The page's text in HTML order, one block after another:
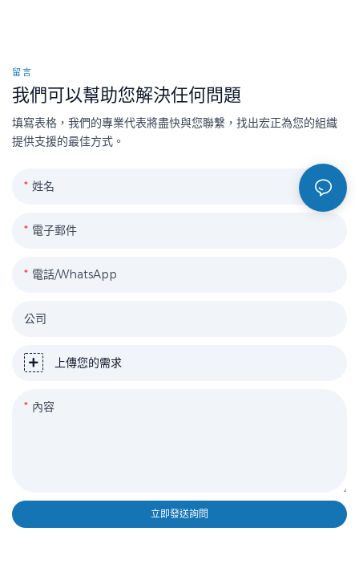
留言
我們可以幫助您解決任何問題
填寫表格，我們的專業代表將盡快與您聯繫，找出宏正為您的組織
提供支援的最佳方式。
姓名
電子郵件
電話/WhatsApp
公司
上傳您的需求
內容
立即發送詢問